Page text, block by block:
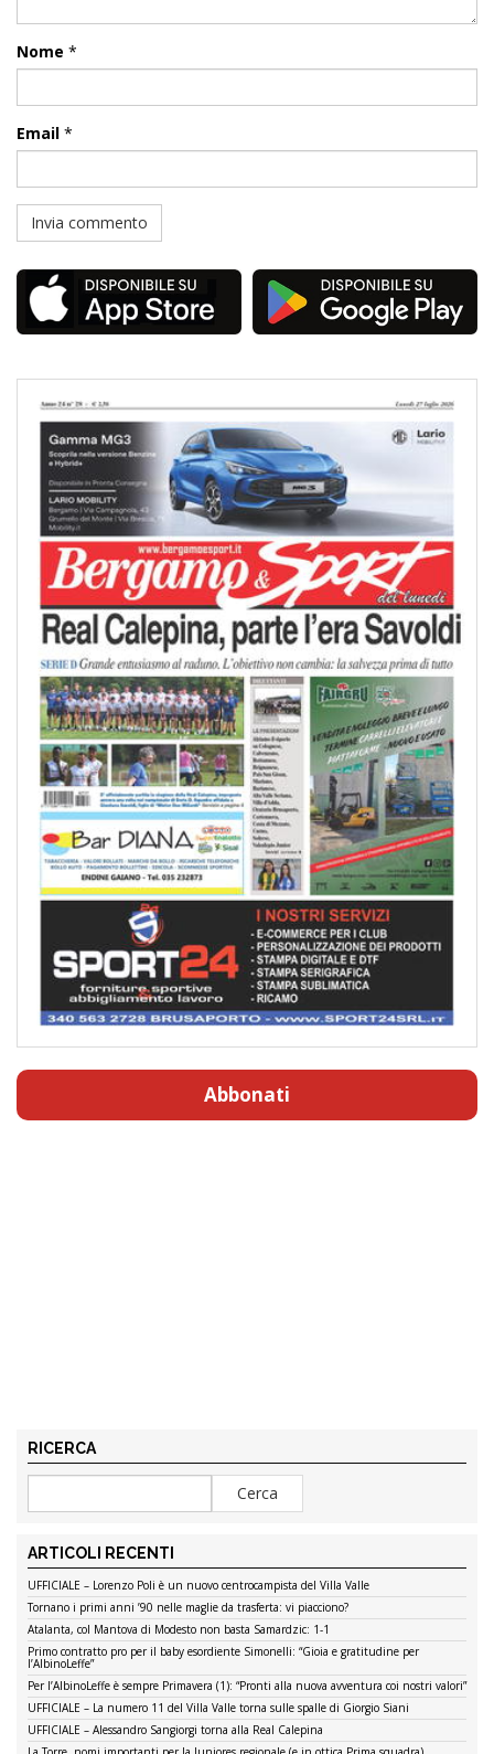
Commenti
Lascia un commento
Il tuo indirizzo email non sarà pubblicato. I campi obbligatori
Commento*
Nome
Email *
RICERCA